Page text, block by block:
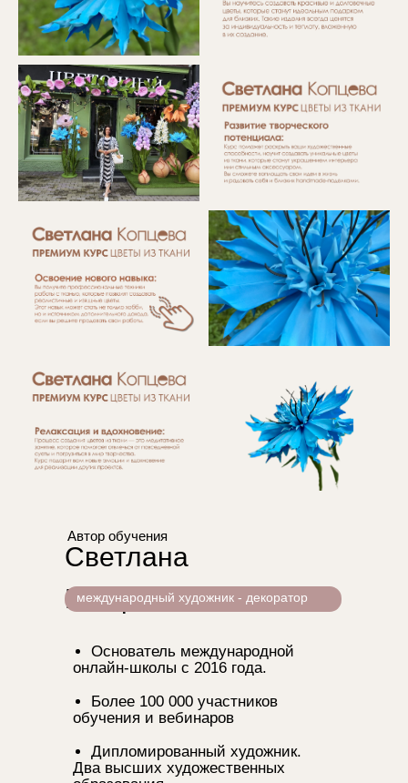
Автор обучения
Светлана
Копцева
международный художник - декоратор
Основатель международной
онлайн-школы с 2016 года.
Более 100 000 участников
обучения и вебинаров
Дипломированный художник.
Два высших художественных